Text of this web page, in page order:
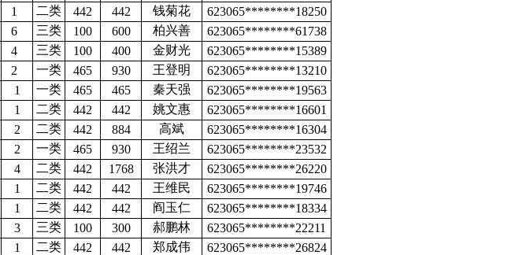
1 二类 442 442 钱菊花
623065********18250
6 三类 100 600 柏兴善
623065********61738
4 三类 100 400 金财光
623065********15389
2 一类 465 930 王登明
623065********13210
1 一类 465 465 秦天强
623065********19563
1 二类 442 442 姚文惠
623065********16601
2 二类 442 884 高斌
623065********16304
2 一类 465 930 王绍兰
623065********23532
4 二类 442 1768 张洪才
623065********26220
1 二类 442 442 王维民
623065********19746
1 二类 442 442 阎玉仁
623065********18334
3 三类 100 300 郝鹏林
623065********22211
1 二类 442 442 郑成伟
623065********26824